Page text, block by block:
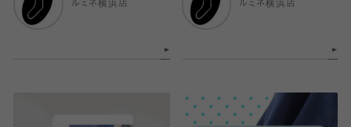
ルミネ横浜店
ルミネ横浜店